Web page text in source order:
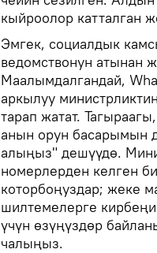
кыйроолор катталган
Эмгек, социалдык
ведомствонун атынан
Маалымдалгандай,
аркылуу
тарап жатат.
анын орун басарымын
алыңыз" дешүүдө.
номерлерден келген
которбоңуздар; жеке
шилтемелерге
үчүн өзүңүздөр
чалыңыз.